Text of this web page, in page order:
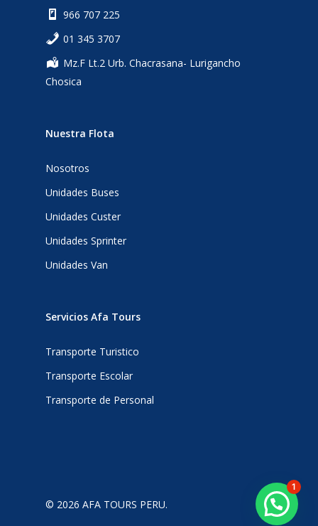
966 707 225
‎01 345 3707
Mz.F Lt.2 Urb. Chacrasana- Lurigancho
Chosica
Nuestra Flota
Nosotros
Unidades Buses
Unidades Custer
Unidades Sprinter
Unidades Van
Servicios Afa Tours
Transporte Turistico
Transporte Escolar
Transporte de Personal
© 2026 AFA TOURS PERU.
1